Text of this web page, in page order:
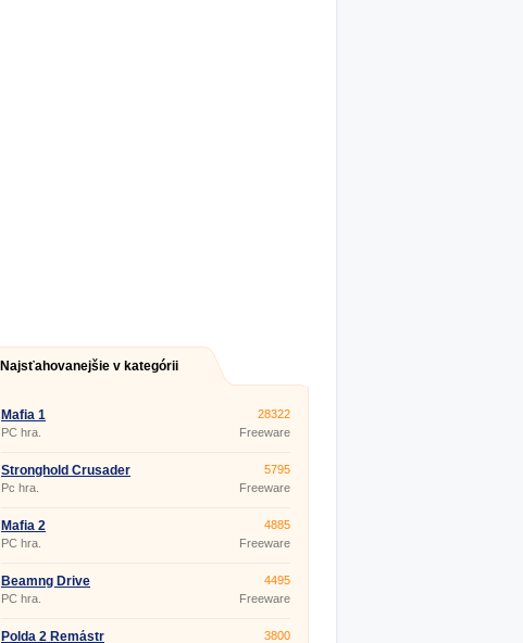
Najsťahovanejšie v kategórii
Mafia 1
PC hra.
28322
Freeware
Stronghold Crusader
Pc hra.
5795
Freeware
Mafia 2
PC hra.
4885
Freeware
Beamng Drive
PC hra.
4495
Freeware
Polda 2 Remástr
3800